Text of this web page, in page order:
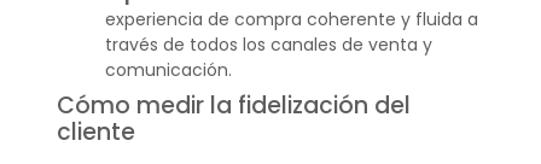
experiencia de compra coherente y fluida a
través de todos los canales de venta y
comunicación.
Cómo medir la fidelización del
cliente